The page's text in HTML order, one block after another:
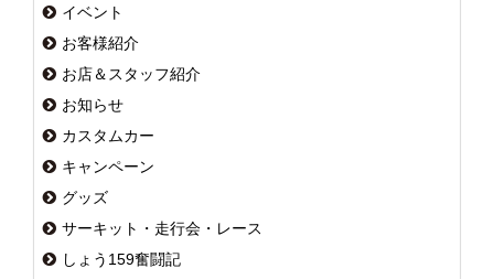
イベント
お客様紹介
お店＆スタッフ紹介
お知らせ
カスタムカー
キャンペーン
グッズ
サーキット・走行会・レース
しょう159奮闘記